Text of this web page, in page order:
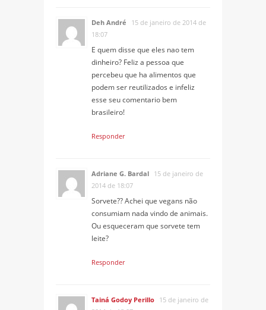
Deh André
15 de janeiro de 2014 de
18:07
E quem disse que eles nao tem
dinheiro? Feliz a pessoa que
percebeu que ha alimentos que
podem ser reutilizados e infeliz
esse seu comentario bem
brasileiro!
Responder
Adriane G. Bardal 15 de janeiro de
2014 de 18:07
Sorvete?? Achei que vegans não
consumiam nada vindo de animais.
Ou esqueceram que sorvete tem
leite?
Responder
Tainá Godoy Perillo 15 de janeiro de